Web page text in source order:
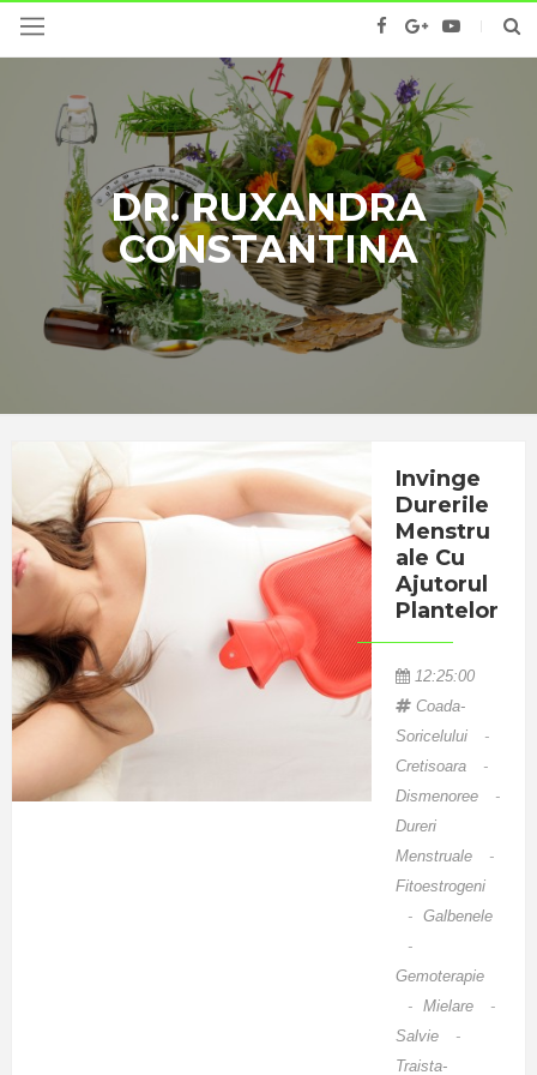
DR. RUXANDRA
CONSTANTINA
Invinge
Durerile
Menstru
Ale Cu
Ajutorul
Plantelor
12:25:00
Coada-
Soricelului
-
Cretisoara
-
Dismenoree
-
Dureri
Menstruale
-
Fitoestrogeni
- Galbenele
-
Gemoterapie
- Mielare
-
Salvie
-
Traista-